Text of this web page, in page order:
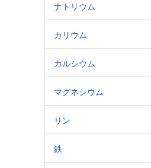
ナトリウム
カリウム
カルシウム
マグネシウム
リン
鉄